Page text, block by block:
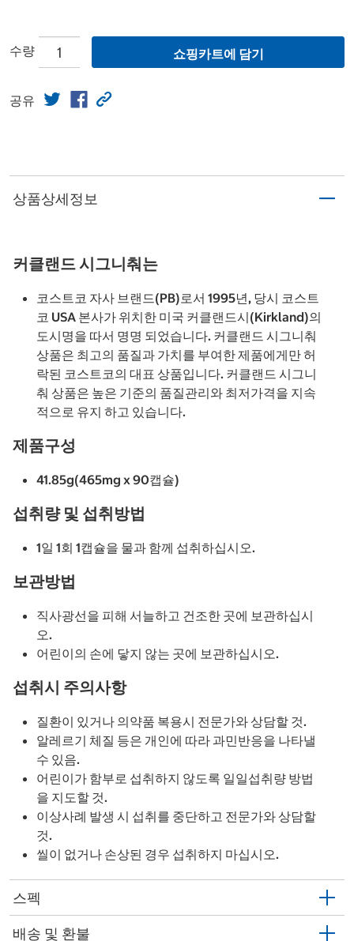
수량 쇼핑카트에 담기
공유
상품상세정보
커클랜드 시그니춰는
코스트코 자사 브랜드(PB)로서 1995년, 당시 코스트
코 USA 본사가 위치한 미국 커클랜드시(Kirkland)의
도시명을 따서 명명 되었습니다. 커클랜드 시그니춰
상품은 최고의 품질과 가치를 부여한 제품에게만 허
락된 코스트코의 대표 상품입니다. 커클랜드 시그니
춰 상품은 높은 기준의 품질관리와 최저가격을 지속
적으로 유지 하고 있습니다.
제품구성
41.85g(465mg x 90캡슐)
섭취량 및 섭취방법
1일 1회 1캡슐을 물과 함께 섭취하십시오.
보관방법
직사광선을 피해 서늘하고 건조한 곳에 보관하십시
오.
어린이의 손에 닿지 않는 곳에 보관하십시오.
섭취시 주의사항
질환이 있거나 의약품 복용시 전문가와 상담할 것.
알레르기 체질 등은 개인에 따라 과민반응을 나타낼
수 있음.
어린이가 함부로 섭취하지 않도록 일일섭취량 방법
을 지도할 것.
이상사례 발생 시 섭취를 중단하고 전문가와 상담할
것.
씰이 없거나 손상된 경우 섭취하지 마십시오.
스펙
배송 및 환불